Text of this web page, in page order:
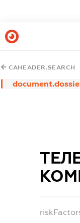
CAHEADER.SEARCH